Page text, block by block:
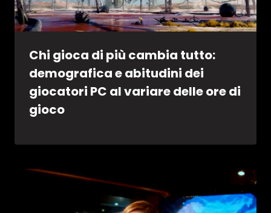
Chi gioca di più cambia tutto:
demografica e abitudini dei
giocatori PC al variare delle ore di
gioco